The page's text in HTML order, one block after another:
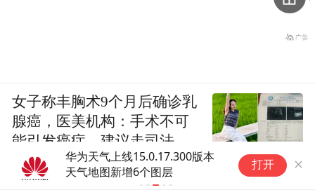
华为天气上线15.0.17.300版本
天气地图新增6个图层
打开
女子称丰胸术9个月后确诊乳
腺癌，医美机构：手术不可
能引发癌症，建议走司法途
径